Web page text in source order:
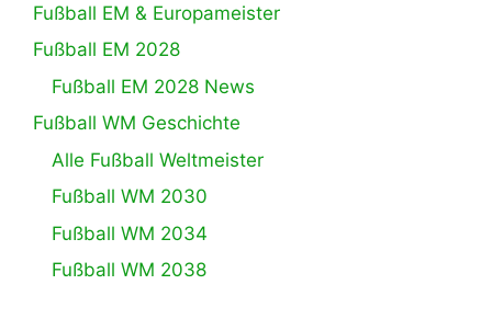
Fußball EM & Europameister
Fußball EM 2028
Fußball EM 2028 News
Fußball WM Geschichte
Alle Fußball Weltmeister
Fußball WM 2030
Fußball WM 2034
Fußball WM 2038